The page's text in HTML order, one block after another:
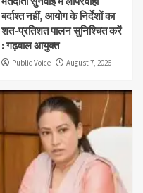
बर्दाश्त नहीं, आयोग के निर्देशों का
शत-प्रतिशत पालन सुनिश्चित करें
: गढ़वाल आयुक्त
Public Voice August 7, 2026